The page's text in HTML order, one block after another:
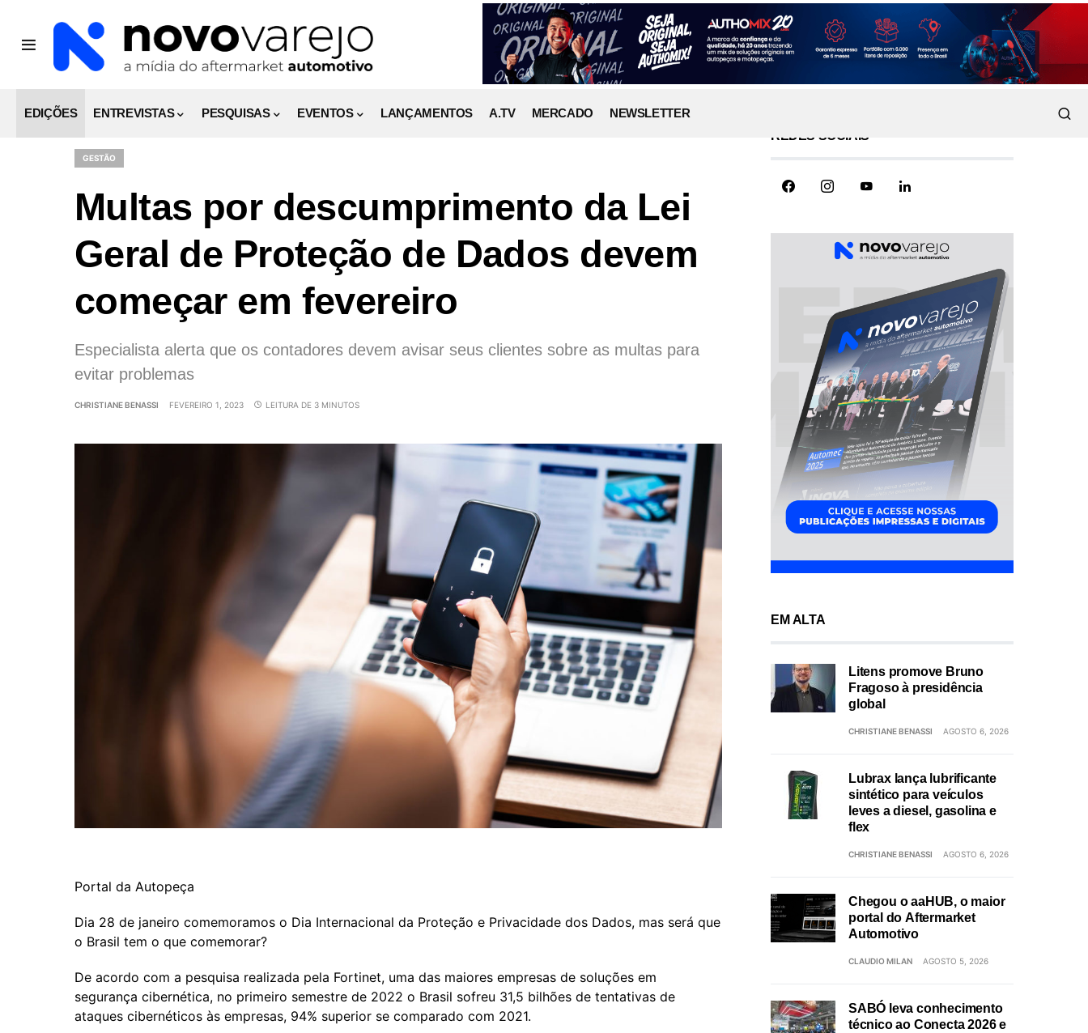
EDIÇÕES ENTREVISTAS PESQUISAS EVENTOS LANÇAMENTOS A.TV MERCADO NEWSLETTER
GESTÃO
Multas por descumprimento da Lei
Geral de Proteção de Dados devem
começar em fevereiro
Especialista alerta que os contadores devem avisar seus clientes sobre as multas para
evitar problemas
CHRISTIANE BENASSI FEVEREIRO 1, 2023 LEITURA DE 3 MINUTOS
Portal da Autopeça
Dia 28 de janeiro comemoramos o Dia Internacional da Proteção e Privacidade dos Dados, mas será que
o Brasil tem o que comemorar?
De acordo com a pesquisa realizada pela Fortinet, uma das maiores empresas de soluções em
segurança cibernética, no primeiro semestre de 2022 o Brasil sofreu 31,5 bilhões de tentativas de
ataques cibernéticos às empresas, 94% superior se comparado com 2021.
REDES SOCIAIS
EM ALTA
Litens promove Bruno
Fragoso à presidência
global
CHRISTIANE BENASSI AGOSTO 6, 2026
Lubrax lança lubrificante
sintético para veículos
leves a diesel, gasolina e
flex
CHRISTIANE BENASSI AGOSTO 6, 2026
Chegou o aaHUB, o maior
portal do Aftermarket
Automotivo
CLAUDIO MILAN AGOSTO 5, 2026
SABÓ leva conhecimento
técnico ao Conecta 2026 e